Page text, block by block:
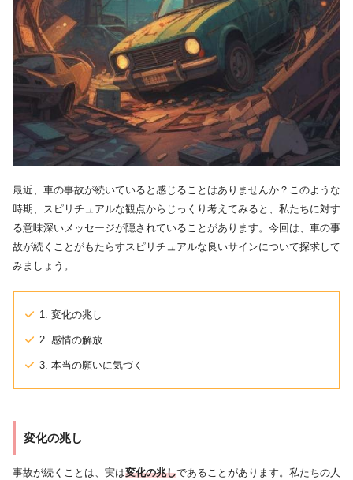
最近、車の事故が続いていると感じることはありませんか？このような
時期、スピリチュアルな観点からじっくり考えてみると、私たちに対す
る意味深いメッセージが隠されていることがあります。今回は、車の事
故が続くことがもたらすスピリチュアルな良いサインについて探求して
みましょう。
1. 変化の兆し
2. 感情の解放
3. 本当の願いに気づく
変化の兆し
事故が続くことは、実は変化の兆しであることがあります。私たちの人